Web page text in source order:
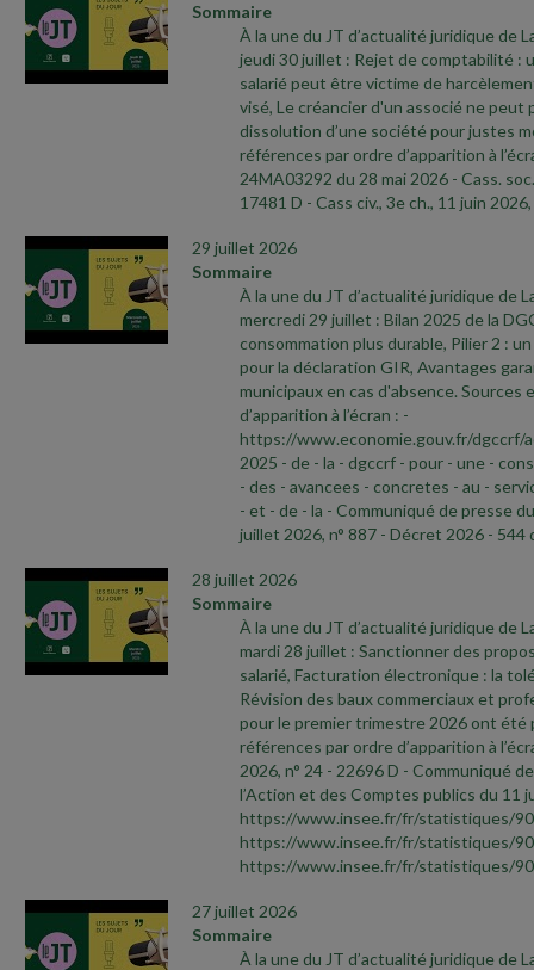
Sommaire
À la une du JT d’actualité juridique de
jeudi 30 juillet : Rejet de comptabilité :
salarié peut être victime de
visé, Le créancier d'un associé ne peut
dissolution d’une société pour justes
références par ordre d’apparition à
24MA03292 du 28 mai 2026 - Cass.
17481 D - Cass civ., 3e ch., 11 juin 2026,
29 juillet 2026
Sommaire
À la une du JT d’actualité juridique de
mercredi 29 juillet : Bilan 2025 de la
consommation plus durable, Pilier 2 :
pour la déclaration GIR, Avantages
municipaux en cas d'absence. Sources
d’apparition à l’écran : -
https://www.economie.gouv.fr/dgccrf/
2025 - de - la - dgccrf - pour - une -
- des - avancees - concretes - au -
- et - de - la - Communiqué de presse
juillet 2026, n° 887 - Décret 2026 - 544
28 juillet 2026
Sommaire
À la une du JT d’actualité juridique de
mardi 28 juillet : Sanctionner des
salarié, Facturation électronique : la
Révision des baux commerciaux et
pour le premier trimestre 2026 ont été
références par ordre d’apparition à
2026, n° 24 - 22696 D - Communiqué
l’Action et des Comptes publics du 11
https://www.insee.fr/fr/statistiques/
https://www.insee.fr/fr/statistiques/
https://www.insee.fr/fr/statistiques/
27 juillet 2026
Sommaire
À la une du JT d’actualité juridique de